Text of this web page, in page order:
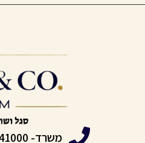
משרד- 097441000